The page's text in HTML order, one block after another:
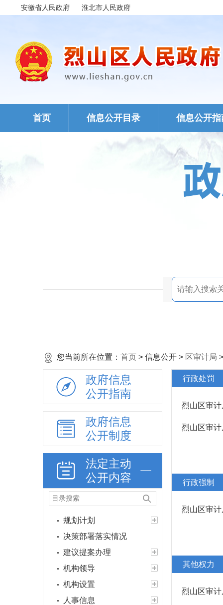
安徽省人民政府 淮北市人民政府
首页 信息公开目录 信息公开指
您当前所在位置： 首页 > 信息公开 > 区审计局
政府信息
公开指南
政府信息
公开制度
法定主动
公开内容
政策法规
重大决策预公开
规划计划
决策部署落实情况
建议提案办理
机构领导
机构设置
人事信息
行政处罚
烈山区审
烈山区审
行政强制
烈山区审
其他权力
烈山区审